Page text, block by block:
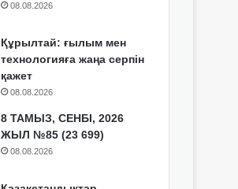
08.08.2026
Құрылтай: ғылым мен
технологияға жаңа серпін
қажет
08.08.2026
8 ТАМЫЗ, СЕНБІ, 2026
ЖЫЛ №85 (23 699)
08.08.2026